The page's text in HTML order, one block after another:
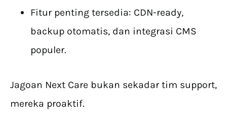
Fitur penting tersedia: CDN-ready,
backup otomatis, dan integrasi CMS
populer.
Jagoan Next Care bukan sekadar tim support,
mereka proaktif.